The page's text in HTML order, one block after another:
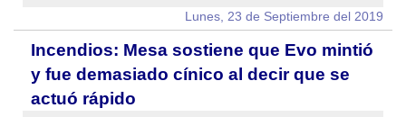
Lunes, 23 de Septiembre del 2019
Incendios: Mesa sostiene que Evo mintió
y fue demasiado cínico al decir que se
actuó rápido